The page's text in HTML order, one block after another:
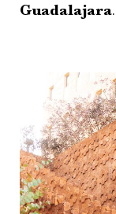
Guadalajara.